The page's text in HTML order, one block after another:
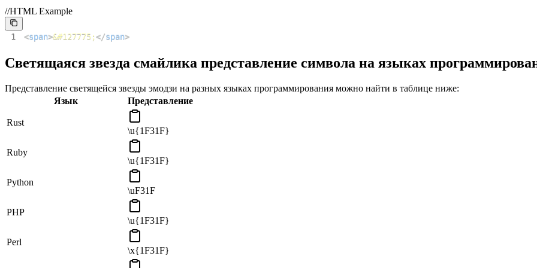
//HTML Example
1 <span>&#127775;</span>
Светящаяся звезда смайлика представление символа на языках
Представление светящейся звезды эмодзи на разных языках программирования можно найти в таблице ниже:
Язык
Представление
Rust
\u{1F31F}
Ruby
\u{1F31F}
Python
\uF31F
PHP
\u{1F31F}
Perl
\x{1F31F}